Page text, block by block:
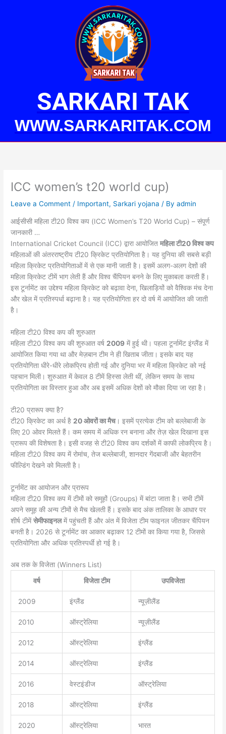
SARKARI TAK
WWW.SARKARITAK.COM
ICC women’s t20 world cup)
Leave a Comment / Important, Sarkari yojana / Byadmin
आईसीसी महिला टी20 विश्व कप (ICC Women’s T20 World Cup) – संपूर्ण
जानकारी …
International Cricket Council (ICC) द्वारा आयोजितमहिला टी20 विश्व कप
महिलाओं की अंतरराष्ट्रीय टी20 क्रिकेट प्रतियोगिता है। यह दुनिया की सबसे बड़ी
महिला क्रिकेट प्रतियोगिताओं में से एक मानी जाती है। इसमें अलग-अलग देशों की
महिला क्रिकेट टीमें भाग लेती हैं और विश्व चैंपियन बनने के लिए मुकाबला करती हैं।
इस टूर्नामेंट का उद्देश्य महिला क्रिकेट को बढ़ावा देना, खिलाड़ियों को वैश्विक मंच देना
और खेल में प्रतिस्पर्धा बढ़ाना है। यह प्रतियोगिता हर दो वर्ष में आयोजित की जाती
है।
महिला टी20 विश्व कप की शुरुआत
महिला टी20 विश्व कप की शुरुआत वर्ष 2009 में हुई थी। पहला टूर्नामेंट इंग्लैंड में
आयोजित किया गया था और मेज़बान टीम ने ही खिताब जीता। इसके बाद यह
प्रतियोगिता धीरे-धीरे लोकप्रिय होती गई और दुनिया भर में महिला क्रिकेट को नई
पहचान मिली। शुरुआत में केवल 8 टीमें हिस्सा लेती थीं, लेकिन समय के साथ
प्रतियोगिता का विस्तार हुआ और अब इसमें अधिक देशों को मौका दिया जा रहा है।
टी20 प्रारूप क्या है?
टी20 क्रिकेट का अर्थ है 20 ओवरों का मैच। इसमें प्रत्येक टीम को बल्लेबाजी के
लिए 20 ओवर मिलते हैं। कम समय में अधिक रन बनाना और तेज़ खेल दिखाना इस
प्रारूप की विशेषता है। इसी वजह से टी20 विश्व कप दर्शकों में काफी लोकप्रिय है।
महिला टी20 विश्व कप में रोमांच, तेज बल्लेबाजी, शानदार गेंदबाजी और बेहतरीन
फील्डिंग देखने को मिलती है।
टूर्नामेंट का आयोजन और प्रारूप
महिला टी20 विश्व कप में टीमों को समूहों (Groups) में बांटा जाता है। सभी टीमें
अपने समूह की अन्य टीमों से मैच खेलती हैं। इसके बाद अंक तालिका के आधार पर
शीर्ष टीमेंसेमीफाइनलमें पहुंचती हैं और अंत में विजेता टीम फाइनल जीतकर चैंपियन
बनती है। 2026 से टूर्नामेंट का आकार बढ़ाकर 12 टीमों का किया गया है, जिससे
प्रतियोगिता और अधिक प्रतिस्पर्धी हो गई है।
अब तक के विजेता (Winners List)
वर्ष
विजेता टीम उपविजेता
2009 इंग्लैंड न्यूज़ीलैंड
2010 ऑस्ट्रेलिया न्यूज़ीलैंड
2012 ऑस्ट्रेलिया इंग्लैंड
2014 ऑस्ट्रेलिया इंग्लैंड
2016 वेस्टइंडीज ऑस्ट्रेलिया
2018 ऑस्ट्रेलिया इंग्लैंड
2020 ऑस्ट्रेलिया भारत